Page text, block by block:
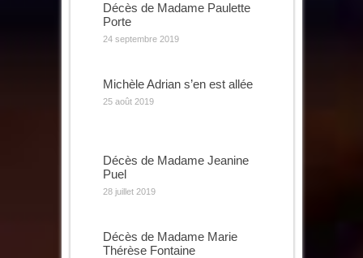
Décès de Madame Paulette
Porte
24 septembre 2019
Michèle Adrian s’en est allée
25 août 2019
Décès de Madame Jeanine
Puel
28 juillet 2019
Décès de Madame Marie
Thérèse Fontaine